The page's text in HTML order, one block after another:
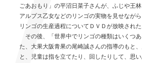
ごあおもり」の平沼日菜子さんが、ふじや王林
アルプス乙女などのリンゴの実物を見せなが
リンゴの生産過程についてＤＶＤが放映された
その後、「世界中でリンゴの種類はいくつ
た、大果大阪青果の尾崎誠さんの指導のもと
と、児童は指を立てたり、回したりして、思